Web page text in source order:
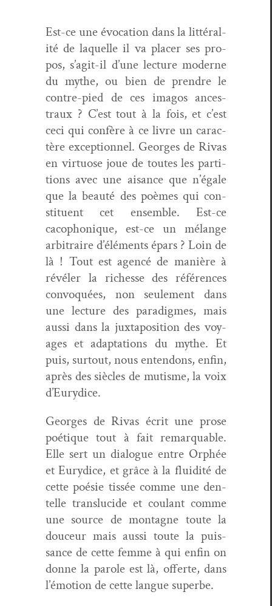
Est-ce une évo­ca­tion dans la lit­téral­
ité de laque­lle il va plac­er ses pro­
pos, s’agit-il d’une lec­ture mod­erne
du mythe, ou bien de pren­dre le
con­tre-pied de ces ima­gos ances­
traux ? C’est tout à la fois, et c’est
ceci qui con­fère à ce livre un car­ac­
tère excep­tion­nel. Georges de Rivas
en vir­tu­ose joue de toutes les par­ti­
tions avec une aisance que n’égale
que la beauté des poèmes qui con­
stituent cet ensem­ble. Est-ce
cacoph­o­nique, est-ce un mélange
arbi­traire d’éléments épars ? Loin de
là ! Tout est agencé de manière à
révéler la richesse des références
con­vo­quées, non seule­ment dans
une lec­ture des par­a­digmes, mais
aus­si dans la jux­ta­po­si­tion des voy­
ages et adap­ta­tions du mythe. Et
puis, surtout, nous enten­dons, enfin,
après des siè­cles de mutisme, la voix
d’Eurydice.
Georges de Rivas écrit une prose
poé­tique tout à fait remar­quable.
Elle sert un dia­logue entre Orphée
et Eury­dice, et grâce à la flu­id­ité de
cette poésie tis­sée comme une den­
telle translu­cide et coulant comme
une source de mon­tagne toute la
douceur mais aus­si toute la puis­
sance de cette femme à qui enfin on
donne la parole est là, offerte, dans
l’émotion de cette langue superbe.